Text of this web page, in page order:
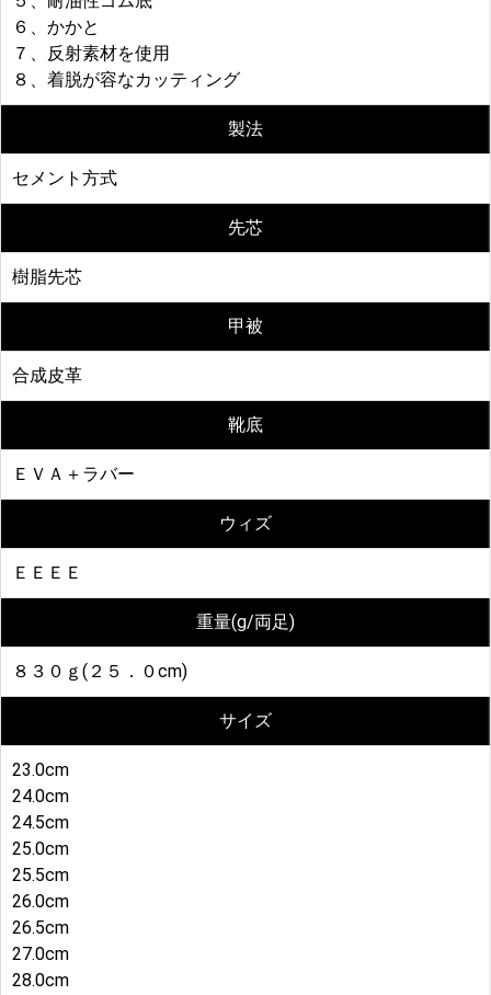
６、かかと
７、反射素材を使用
８、着脱が容なカッティング
製法
セメント方式
先芯
樹脂先芯
甲被
合成皮革
靴底
ＥＶＡ＋ラバー
ウィズ
ＥＥＥＥ
重量(g/両足)
８３０ｇ(２５．０cm)
サイズ
23.0cm
24.0cm
24.5cm
25.0cm
25.5cm
26.0cm
26.5cm
27.0cm
28.0cm